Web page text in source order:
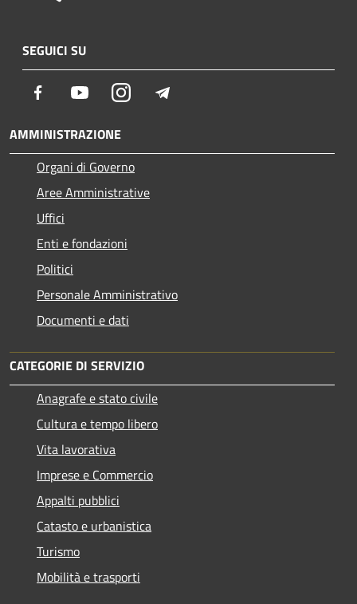
SEGUICI SU
Facebook YoutubeInstagram
AMMINISTRAZIONE
Organi di Governo
Aree Amministrative
Uffici
Enti e fondazioni
Politici
Personale Amministrativo
Documenti e dati
CATEGORIE DI SERVIZIO
Anagrafe e stato civile
Cultura e tempo libero
Vita lavorativa
Imprese e Commercio
Appalti pubblici
Catasto e urbanistica
Turismo
Mobilità e trasporti